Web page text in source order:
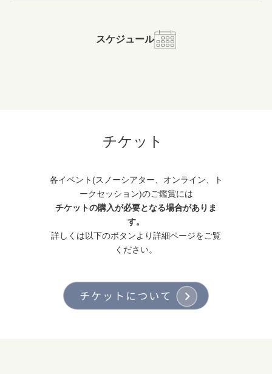
スケジュール
チケット
各イベント(スノーシアター、オンライン、ト
ークセッション)のご鑑賞には
チケットの購入が必要となる場合がありま
す。
詳しくは以下のボタンより詳細ページをご覧
ください。